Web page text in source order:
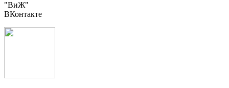
"ВиЖ"
ВКонтакте